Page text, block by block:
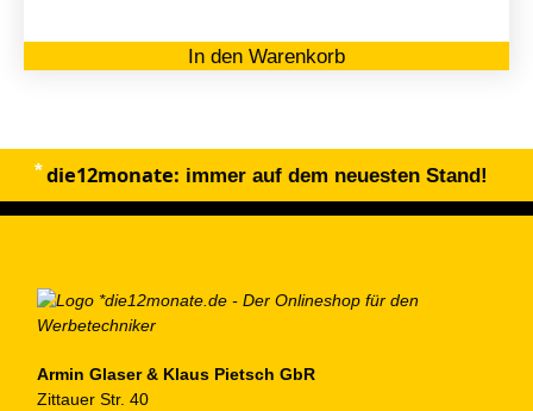
In den Warenkorb
die12monate: immer auf dem neuesten Stand!
Armin Glaser & Klaus Pietsch GbR
Zittauer Str. 40